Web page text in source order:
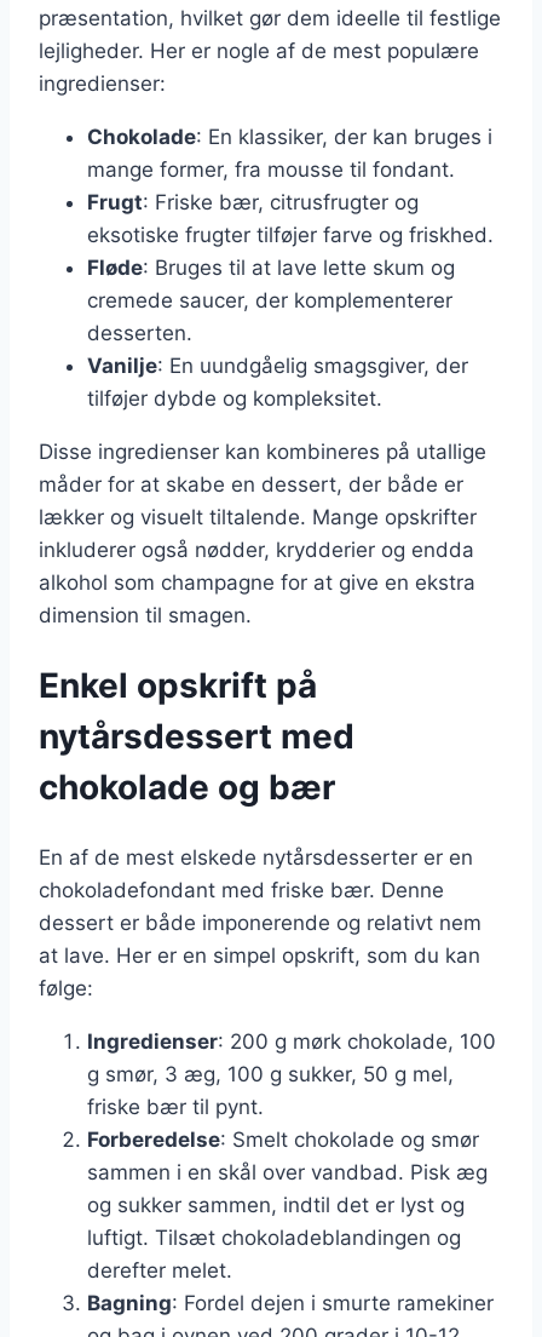
præsentation, hvilket gør dem ideelle til festlige
lejligheder. Her er nogle af de mest populære
ingredienser:
Chokolade: En klassiker, der kan bruges i
mange former, fra mousse til fondant.
Frugt: Friske bær, citrusfrugter og
eksotiske frugter tilføjer farve og friskhed.
Fløde: Bruges til at lave lette skum og
cremede saucer, der komplementerer
desserten.
Vanilje: En uundgåelig smagsgiver, der
tilføjer dybde og kompleksitet.
Disse ingredienser kan kombineres på utallige
måder for at skabe en dessert, der både er
lækker og visuelt tiltalende. Mange opskrifter
inkluderer også nødder, krydderier og endda
alkohol som champagne for at give en ekstra
dimension til smagen.
Enkel opskrift på
nytårsdessert med
chokolade og bær
En af de mest elskede nytårsdesserter er en
chokoladefondant med friske bær. Denne
dessert er både imponerende og relativt nem
at lave. Her er en simpel opskrift, som du kan
følge:
Ingredienser: 200 g mørk chokolade, 100
g smør, 3 æg, 100 g sukker, 50 g mel,
friske bær til pynt.
Forberedelse: Smelt chokolade og smør
sammen i en skål over vandbad. Pisk æg
og sukker sammen, indtil det er lyst og
luftigt. Tilsæt chokoladeblandingen og
derefter melet.
Bagning: Fordel dejen i smurte ramekiner